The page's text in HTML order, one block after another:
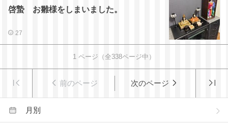
啓蟄 お雛様をしまいました。
27
1 ページ（全338ページ中）
前のページ 次のページ
月別